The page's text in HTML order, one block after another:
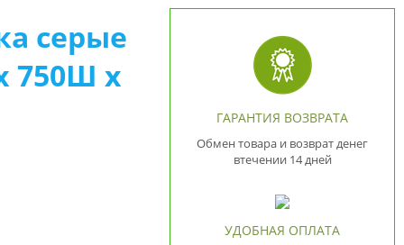
Подставки для вазонов
Подставки для салфеток
серые
750Ш х
ГАРАНТИЯ ВОЗВРАТА
Обмен товара и возврат денег
втечении 14 дней
УДОБНАЯ ОПЛАТА